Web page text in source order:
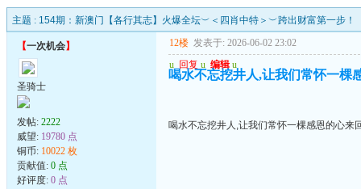
主题 : 154期：新澳门【各行其志】火爆全坛︶＜四肖中特＞︶跨出财富第一步！
【一次机会】
圣骑士
发帖: 2222
威望: 19780 点
铜币: 10022 枚
贡献值: 0 点
好评度: 0 点
12楼 发表于: 2026-06-02 23:02
u 回复 u 编辑 u
喝水不忘挖井人,让我们常怀一棵
喝水不忘挖井人,让我们常怀一棵感恩的心来